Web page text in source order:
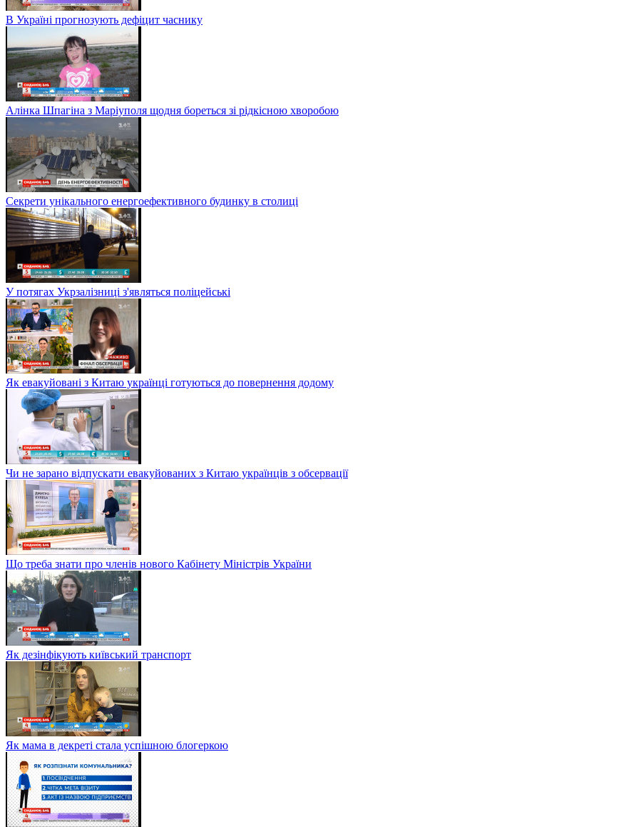
В Україні прогнозують дефіцит часнику
Алінка Шпагіна з Маріуполя щодня бореться зі рідкісною хворобою
Секрети унікального енергоефективного будинку в столиці
У потягах Укрзалізниці з'являться поліцейські
Як евакуйовані з Китаю українці готуються до повернення додому
Чи не зарано відпускати евакуйованих з Китаю українців з обсервації
Що треба знати про членів нового Кабінету Міністрів України
Як дезінфікують київський транспорт
Як мама в декреті стала успішною блогеркою